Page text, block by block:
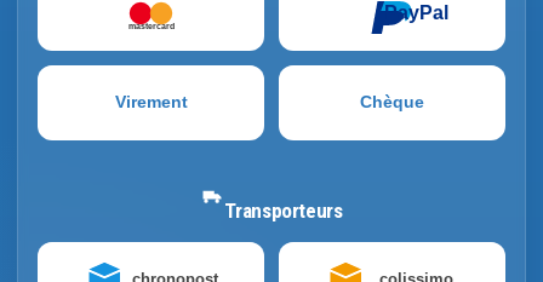
mastercard
PayPal
Virement Chèque
Transporteurs